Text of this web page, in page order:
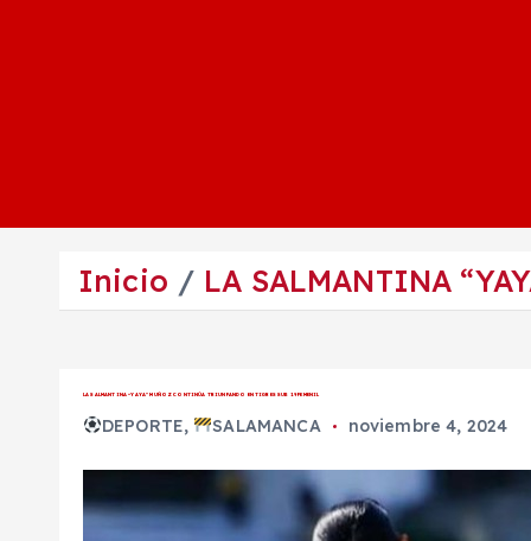
Inicio LA SALMANTINA
LA SALMANTINA “YAYA” MUÑOZ CONTINÚA TRIUNFANDO EN TIGRES SUB 19 FEMENIL
DEPORTE, SALAMANCA noviembre 4, 2024